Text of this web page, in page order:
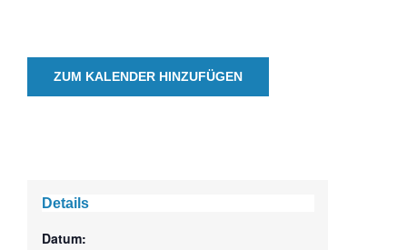
ZUM KALENDER HINZUFÜGEN
Details
Datum: